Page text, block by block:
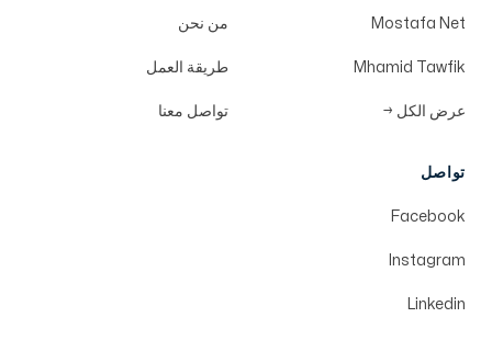
Mostafa Net
Mhamid Tawfik
عرض الكل →
من نحن
طريقة العمل
تواصل معنا
تواصل
Facebook
Instagram
Linkedin